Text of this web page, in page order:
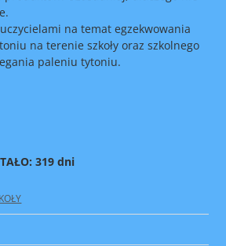
na temat egzekwowania
na terenie szkoły oraz szkolnego
paleniu tytoniu.
319 dni